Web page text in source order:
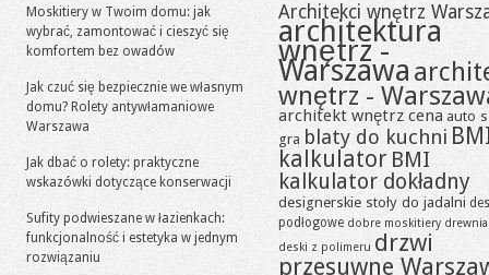
Moskitiery w Twoim domu: jak
wybrać, zamontować i cieszyć się
komfortem bez owadów
Jak czuć się bezpiecznie we własnym
domu? Rolety antywłamaniowe
Warszawa
Jak dbać o rolety: praktyczne
wskazówki dotyczące konserwacji
Sufity podwieszane w łazienkach:
funkcjonalność i estetyka w jednym
rozwiązaniu
Architekci wnętrz
architektura
wnętrz -
Warszawa
wnętrz -
architekt wnętrz cena auto
gra blaty do kuchni
kalkulator BMI
kalkulator dokładny
designerskie stoły do jadalni
podłogowe dobre moskitiery
deski z polimeru drzwi
przesuwne